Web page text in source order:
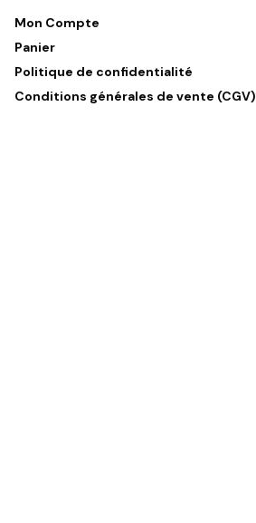
Mon Compte
Panier
Politique de confidentialité
Conditions générales de vente (CGV)